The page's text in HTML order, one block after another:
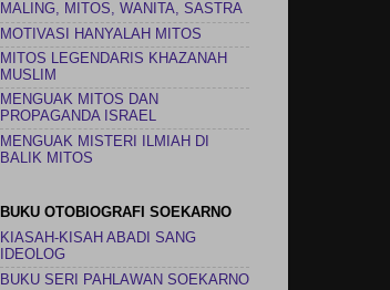
MALING, MITOS, WANITA, SASTRA
MOTIVASI HANYALAH MITOS
MITOS LEGENDARIS KHAZANAH
MUSLIM
MENGUAK MITOS DAN
PROPAGANDA ISRAEL
MENGUAK MISTERI ILMIAH DI
BALIK MITOS
BUKU OTOBIOGRAFI SOEKARNO
KIASAH-KISAH ABADI SANG
IDEOLOG
BUKU SERI PAHLAWAN SOEKARNO